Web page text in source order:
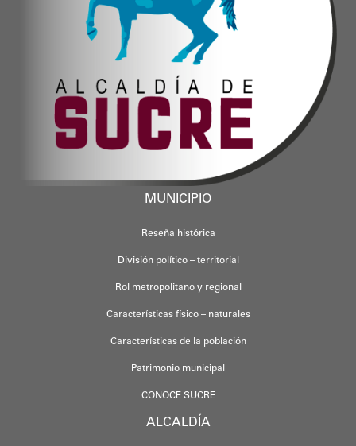
MUNICIPIO
Reseña histórica
División político – territorial
Rol metropolitano y regional
Características físico – naturales
Características de la población
Patrimonio municipal
CONOCE SUCRE
ALCALDÍA